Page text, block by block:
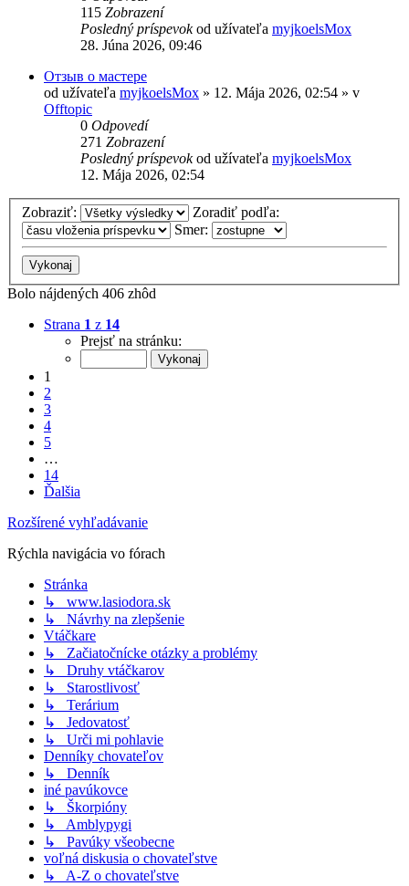
115 Zobrazení
Posledný príspevokod užívateľa myjkoelsMox
28. Júna 2026, 09:46
Отзыв о мастере
od užívateľa myjkoelsMox » 12. Mája 2026, 02:54 » v
Offtopic
0 Odpovedí
271 Zobrazení
Posledný príspevokod užívateľa myjkoelsMox
12. Mája 2026, 02:54
Zobraziť:
Zoradiť podľa:
Smer:
Bolo nájdených 406 zhôd
Strana 1 z 14
Prejsť na stránku:
1
2
3
4
5
…
14
Ďalšia
Rozšírené vyhľadávanie
Rýchla navigácia vo fórach
Stránka
↳ www.lasiodora.sk
↳ Návrhy na zlepšenie
Vtáčkare
↳ Začiatočnícke otázky a problémy
↳ Druhy vtáčkarov
↳ Starostlivosť
↳ Terárium
↳ Jedovatosť
↳ Urči mi pohlavie
Denníky chovateľov
↳ Denník
iné pavúkovce
↳ Škorpióny
↳ Amblypygi
↳ Pavúky všeobecne
voľná diskusia o chovateľstve
↳ A-Z o chovateľstve